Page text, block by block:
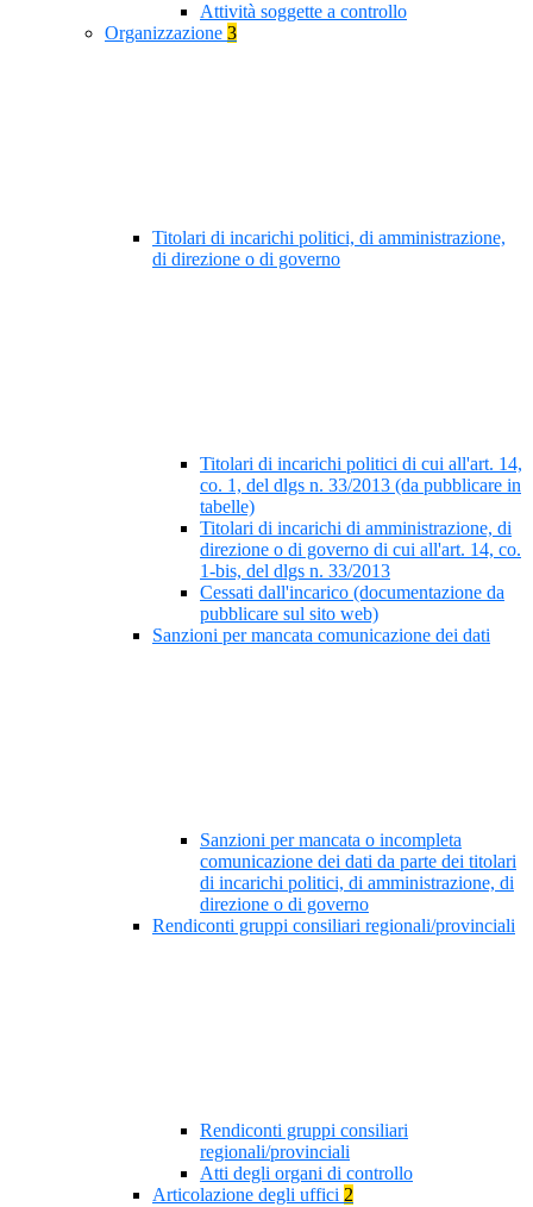
Attività soggette a controllo
Organizzazione 3
Titolari di incarichi politici, di amministrazione,
di direzione o di governo
Titolari di incarichi politici di cui all'art. 14,
co. 1, del dlgs n. 33/2013 (da pubblicare in
tabelle)
Titolari di incarichi di amministrazione, di
direzione o di governo di cui all'art. 14, co.
1-bis, del dlgs n. 33/2013
Cessati dall'incarico (documentazione da
pubblicare sul sito web)
Sanzioni per mancata comunicazione dei dati
Sanzioni per mancata o incompleta
comunicazione dei dati da parte dei titolari
di incarichi politici, di amministrazione, di
direzione o di governo
Rendiconti gruppi consiliari regionali/provinciali
Rendiconti gruppi consiliari
regionali/provinciali
Atti degli organi di controllo
Articolazione degli uffici 2